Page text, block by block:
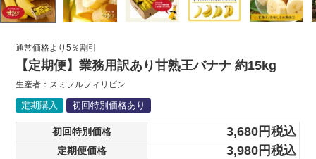
通常価格より5％割引
【定期便】業務用訳あり甘熟王バナナ 約15kg
生産者： スミフルフィリピン
定期購入 初回特別価格あり
初回特別価格 3,680 税込
定期便価格 3,980 税込